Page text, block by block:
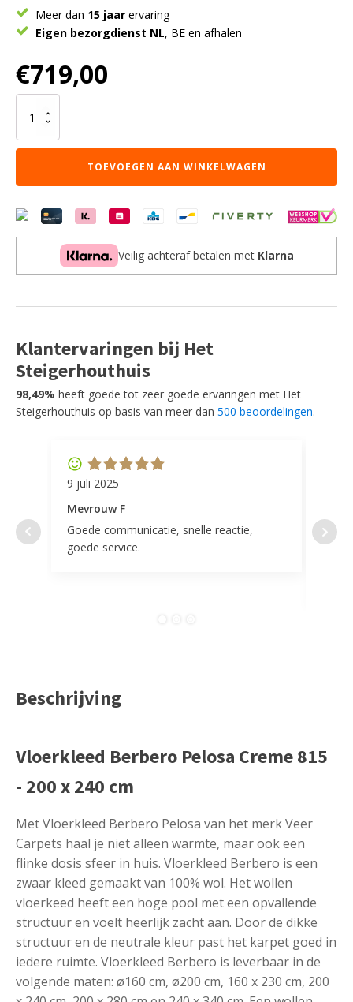
Meer dan 15 jaar ervaring
Eigen bezorgdienst NL, BE en afhalen
€719,00
Berbero
Pelosa
Creme
-
x
TOEVOEGEN AAN WINKELWAGEN
Veilig achteraf betalen met Klarna
Klantervaringen bij Het
Steigerhouthuis
98,49% heeft goede tot zeer goede ervaringen met Het
Steigerhouthuis op basis van meer dan 500 beoordelingen.
9 juli 2025
Mevrouw F
Goede communicatie, snelle reactie,
goede service.
door
Beschrijving
Vloerkleed Berbero Pelosa Creme 815
- 200 x 240 cm
Met Vloerkleed Berbero Pelosa van het merk Veer
Carpets haal je niet alleen warmte, maar ook een
flinke dosis sfeer in huis. Vloerkleed Berbero is een
zwaar kleed gemaakt van 100% wol. Het wollen
vloerkeed heeft een hoge pool met een opvallende
structuur en voelt heerlijk zacht aan. Door de dikke
structuur en de neutrale kleur past het karpet goed in
iedere ruimte. Vloerkleed Berbero is leverbaar in de
volgende maten: ø160 cm, ø200 cm, 160 x 230 cm, 200